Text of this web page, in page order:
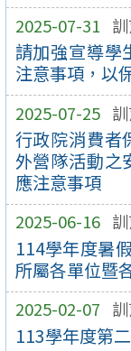
2025-07-31
請加強宣導學
注意事項，以
2025-07-25
行政院消費者
外營隊活動之
應注意事項
2025-06-16
114學年度暑
所屬各單位暨
2025-02-07
113學年度第